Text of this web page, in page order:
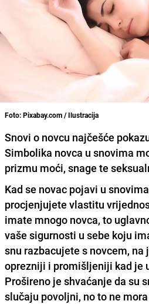
Foto: Pixabay.com / Ilustracija
Snovi o novcu najčešće
Simbolika novca u snovima
prizmu moći, snage te
Kad se novac pojavi u
procjenjujete vlastitu
imate mnogo novca, to
vaše sigurnosti u sebe koju
snu razbacujete s novcem,
oprezniji i promišljeniji kad je
Prošireno je shvaćanje da su
slučaju povoljni, no to ne